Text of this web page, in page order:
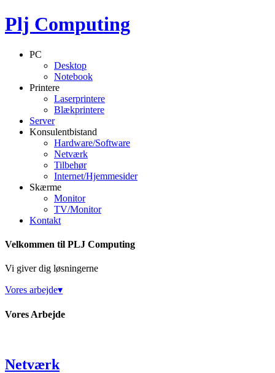
Plj Computing
PC
Desktop
Notebook
Printere
Laserprintere
Blækprintere
Server
Konsulentbistand
Hardware/Software
Netværk
Tilbehør
Internet/Hjemmesider
Skærme
Monitor
TV/Monitor
Kontakt
Velkommen til PLJ Computing
Vi giver dig løsningerne
Vores arbejde▾
Vores Arbejde
Netværk